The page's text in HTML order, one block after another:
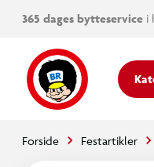
365 dages bytteservice i
Forside Festartikler